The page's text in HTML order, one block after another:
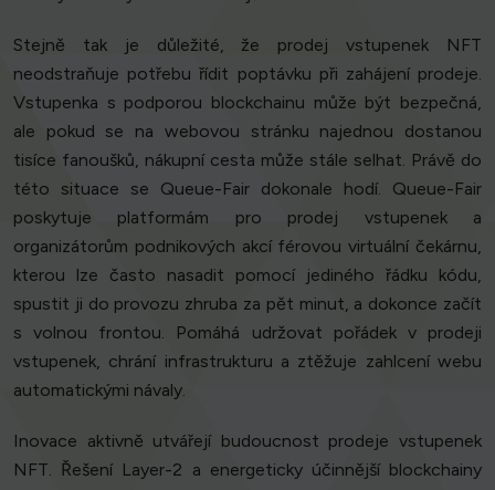
Stejně tak je důležité, že prodej vstupenek NFT
neodstraňuje potřebu řídit poptávku při zahájení prodeje.
Vstupenka s podporou blockchainu může být bezpečná,
ale pokud se na webovou stránku najednou dostanou
tisíce fanoušků, nákupní cesta může stále selhat. Právě do
této situace se Queue-Fair dokonale hodí. Queue-Fair
poskytuje platformám pro prodej vstupenek a
organizátorům podnikových akcí férovou virtuální čekárnu,
kterou lze často nasadit pomocí jediného řádku kódu,
spustit ji do provozu zhruba za pět minut, a dokonce začít
s volnou frontou. Pomáhá udržovat pořádek v prodeji
vstupenek, chrání infrastrukturu a ztěžuje zahlcení webu
automatickými návaly.
Inovace aktivně utvářejí budoucnost prodeje vstupenek
NFT. Řešení Layer-2 a energeticky účinnější blockchainy